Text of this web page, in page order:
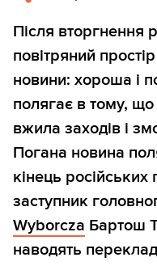
Після вторгнення
повітряний
новини: хороша і
полягає в тому,
вжила заходів і
Погана новина
кінець
заступник
Wyborcza Бартош
наводять